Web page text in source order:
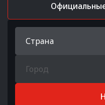
Страна
Город